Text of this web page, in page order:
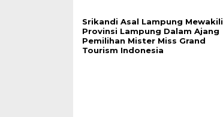
Srikandi Asal Lampung Mewakili
Provinsi Lampung Dalam Ajang
Pemilihan Mister Miss Grand
Tourism Indonesia